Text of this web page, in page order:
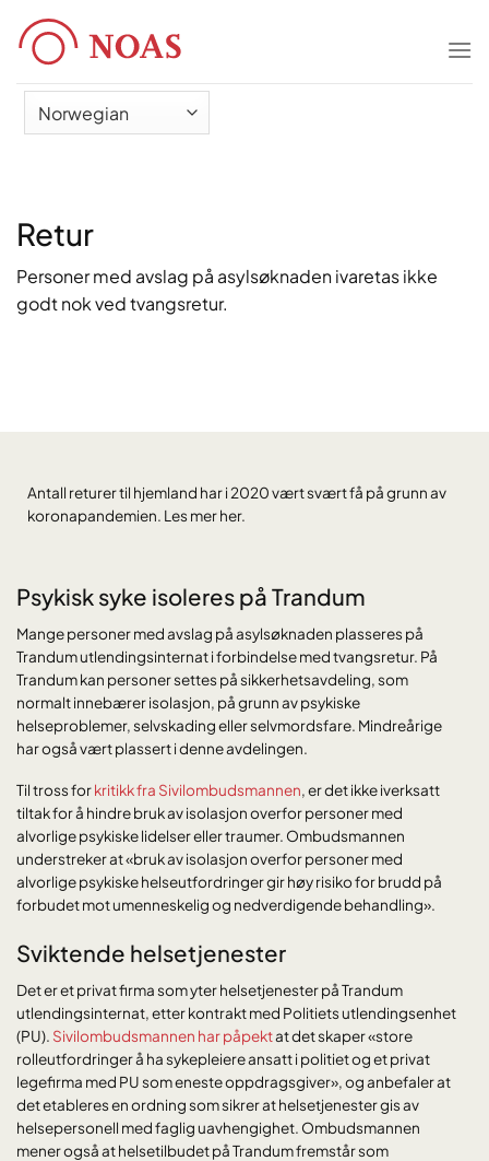
content
Retur
Personer med avslag på asylsøknaden ivaretas ikke
godt nok ved tvangsretur.
Antall returer til hjemland har i 2020 vært svært få på grunn av
koronapandemien. Les mer her.
Psykisk syke isoleres på Trandum
Mange personer med avslag på asylsøknaden plasseres på
Trandum utlendingsinternat i forbindelse med tvangsretur. På
Trandum kan personer settes på sikkerhetsavdeling, som
normalt innebærer isolasjon, på grunn av psykiske
helseproblemer, selvskading eller selvmordsfare. Mindreårige
har også vært plassert i denne avdelingen.
Til tross forkritikk fra Sivilombudsmannen, er det ikke iverksatt
tiltak for å hindre bruk av isolasjon overfor personer med
alvorlige psykiske lidelser eller traumer. Ombudsmannen
understreker at «bruk av isolasjon overfor personer med
alvorlige psykiske helseutfordringer gir høy risiko for brudd på
forbudet mot umenneskelig og nedverdigende behandling».
Sviktende helsetjenester
Det er et privat firma som yter helsetjenester på Trandum
utlendingsinternat, etter kontrakt med Politiets utlendingsenhet
(PU). Sivilombudsmannen har påpektat det skaper «store
rolleutfordringer å ha sykepleiere ansatt i politiet og et privat
legefirma med PU som eneste oppdragsgiver», og anbefaler at
det etableres en ordning som sikrer at helsetjenester gis av
helsepersonell med faglig uavhengighet. Ombudsmannen
mener også at helsetilbudet på Trandum fremstår som